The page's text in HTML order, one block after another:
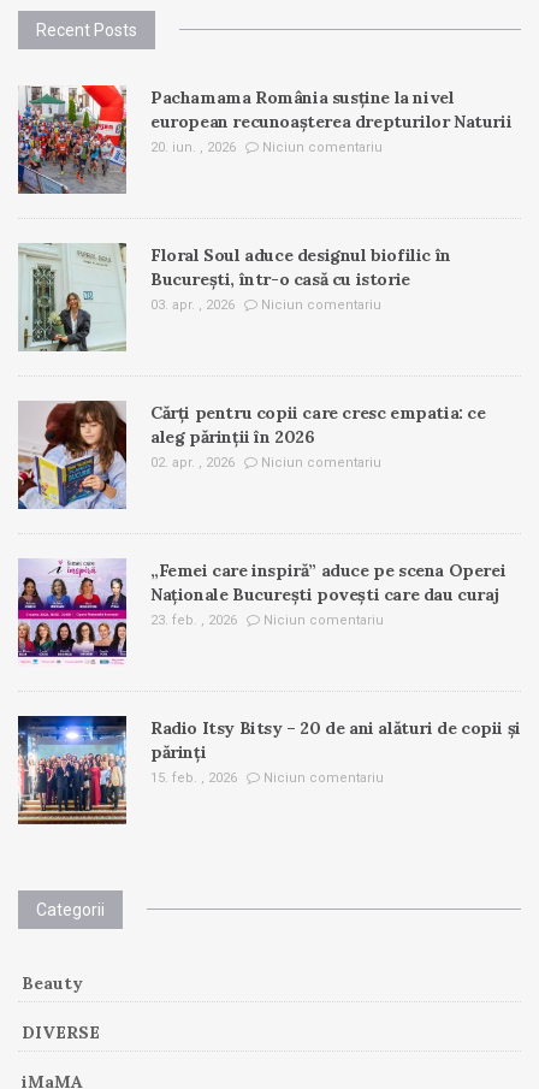
Recent Posts
Pachamama România susține la nivel
european recunoașterea drepturilor Naturii
20. iun. , 2026 Niciun comentariu
Floral Soul aduce designul biofilic în
București, într-o casă cu istorie
03. apr. , 2026 Niciun comentariu
Cărți pentru copii care cresc empatia: ce
aleg părinții în 2026
02. apr. , 2026 Niciun comentariu
„Femei care inspiră” aduce pe scena Operei
Naționale București povești care dau curaj
23. feb. , 2026 Niciun comentariu
Radio Itsy Bitsy – 20 de ani alături de copii și
părinți
15. feb. , 2026 Niciun comentariu
Categorii
Beauty
DIVERSE
iMaMA